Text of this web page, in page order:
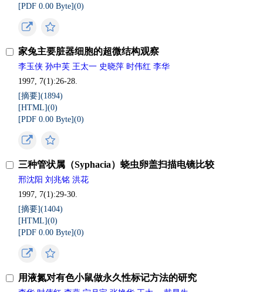
[PDF 0.00 Byte](0)
家兔主要脏器细胞的超微结构观察
李玉侠 孙中芙 王太一 史晓萍 时伟红 李华
1997, 7(1):26-28.
[摘要](1894)
[HTML](0)
[PDF 0.00 Byte](0)
三种管状属（Syphacia）蛲虫卵盖扫描电镜比较
邢沈阳 刘兆铭 洪花
1997, 7(1):29-30.
[摘要](1404)
[HTML](0)
[PDF 0.00 Byte](0)
用液氮对有色小鼠做永久性标记方法的研究